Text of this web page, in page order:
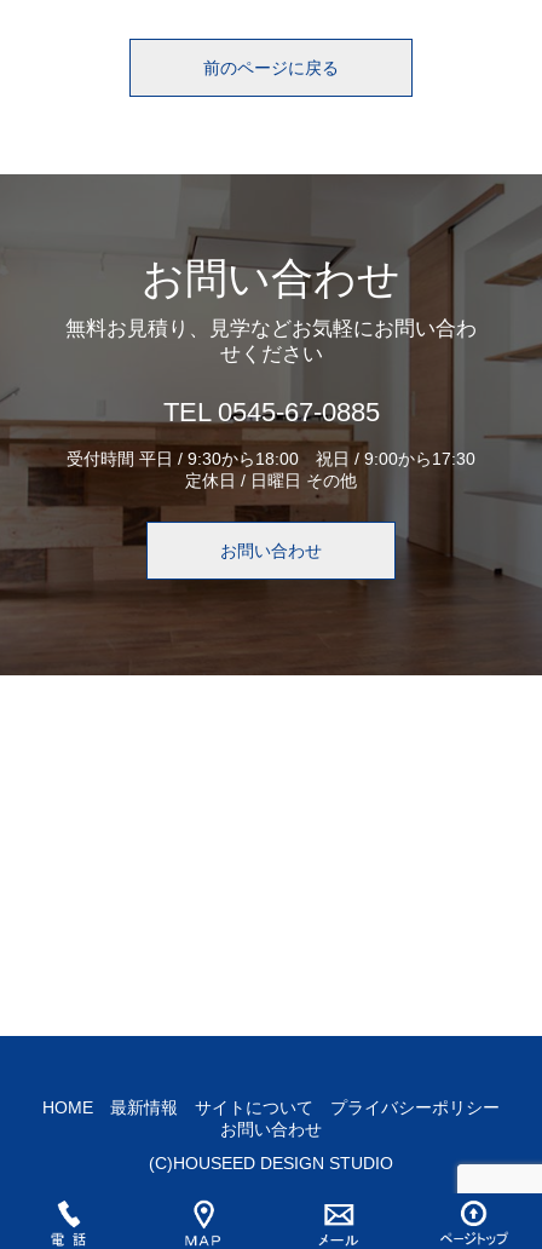
前のページに戻る
お問い合わせ
無料お見積り、見学などお気軽にお問い合わ
せください
TEL 0545-67-0885
受付時間 平日 / 9:30から18:00 祝日 / 9:00から17:30
定休日 / 日曜日 その他
お問い合わせ
HOME 最新情報 サイトについて
プライバシーポリシー
お問い合わせ
(C)HOUSEED DESIGN STUDIO